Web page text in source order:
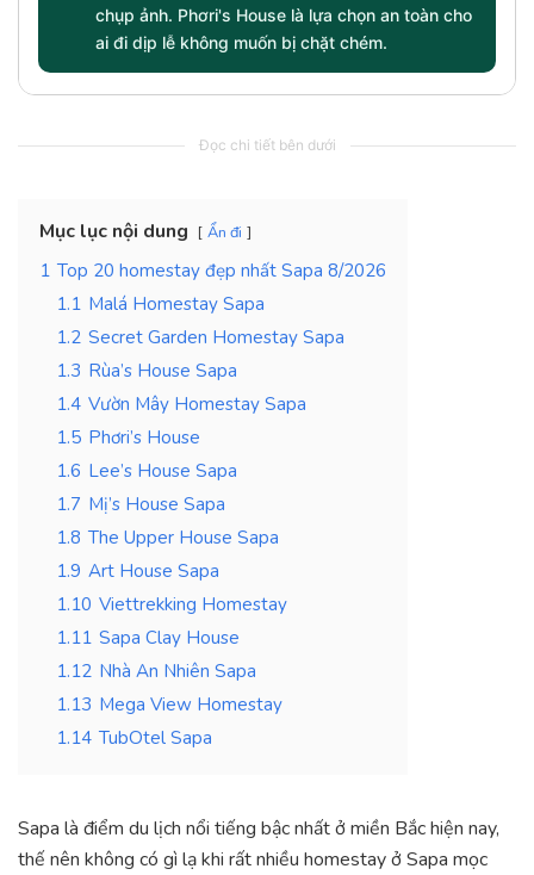
chụp ảnh. Phơri's House là lựa chọn an toàn cho
ai đi dịp lễ không muốn bị chặt chém.
Đọc chi tiết bên dưới
Mục lục nội dung Ẩn đi
1 Top 20 homestay đẹp nhất Sapa 8/2026
1.1 Malá Homestay Sapa
1.2 Secret Garden Homestay Sapa
1.3 Rùa’s House Sapa
1.4 Vườn Mây Homestay Sapa
1.5 Phơri’s House
1.6 Lee’s House Sapa
1.7 Mị’s House Sapa
1.8 The Upper House Sapa
1.9 Art House Sapa
1.10 Viettrekking Homestay
1.11 Sapa Clay House
1.12 Nhà An Nhiên Sapa
1.13 Mega View Homestay
1.14 TubOtel Sapa
Sapa là điểm du lịch nổi tiếng bậc nhất ở miền Bắc hiện nay,
thế nên không có gì lạ khi rất nhiều homestay ở Sapa mọc